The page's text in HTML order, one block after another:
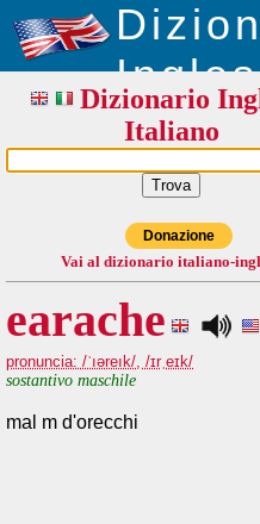
Dizionario
Italiano
Donazione
Vai al dizionario italiano-
earache
pronuncia: /ˈıəreık/, /ɪrˌeɪk/
sostantivo maschile
mal m d'orecchi